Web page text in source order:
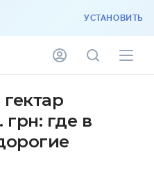
УСТАНОВИТЬ
грн: где в